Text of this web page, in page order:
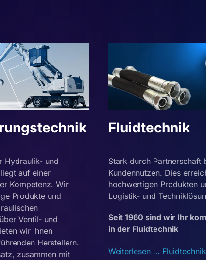
Hydraulik- und
auf einer
Kompetenz. Wir
Produkte und
Ventil- und
wir Ihnen
Herstellern.
zusammen mit
Fluidtechnik
Stark durch Partnerschaft
Kundennutzen. Dies
hochwertigen Produkten
Logistik- und
Seit 1960 sind wir Ihr
in der Fluidtechnik
Weiterlesen … Fluidtechnik